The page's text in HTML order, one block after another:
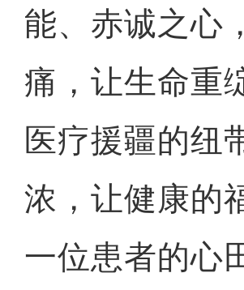
能、赤诚之心
痛，让生命重
医疗援疆的纽
浓，让健康的
一位患者的心